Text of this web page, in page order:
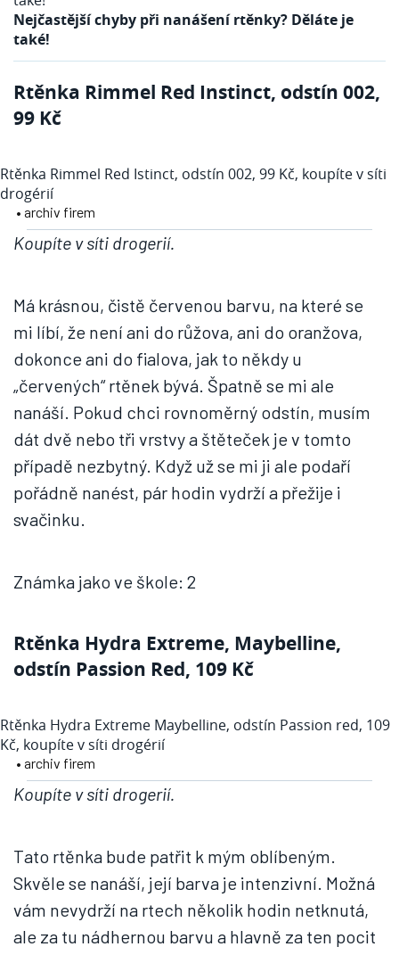
Nejčastější chyby při nanášení rtěnky? Děláte je
také!
Rtěnka Rimmel Red Instinct, odstín 002,
99 Kč
Rtěnka Rimmel Red Istinct, odstín 002, 99 Kč, koupíte v síti
drogérií
• archiv firem
Koupíte v síti drogerií.
Má krásnou, čistě červenou barvu, na které se
mi líbí, že není ani do růžova, ani do oranžova,
dokonce ani do fialova, jak to někdy u
„červených“ rtěnek bývá. Špatně se mi ale
nanáší. Pokud chci rovnoměrný odstín, musím
dát dvě nebo tři vrstvy a štěteček je v tomto
případě nezbytný. Když už se mi ji ale podaří
pořádně nanést, pár hodin vydrží a přežije i
svačinku.
Známka jako ve škole: 2
Rtěnka Hydra Extreme, Maybelline,
odstín Passion Red, 109 Kč
Rtěnka Hydra Extreme Maybelline, odstín Passion red, 109
Kč, koupíte v síti drogérií
• archiv firem
Koupíte v síti drogerií.
Tato rtěnka bude patřit k mým oblíbeným.
Skvěle se nanáší, její barva je intenzivní. Možná
vám nevydrží na rtech několik hodin netknutá,
ale za tu nádhernou barvu a hlavně za ten pocit